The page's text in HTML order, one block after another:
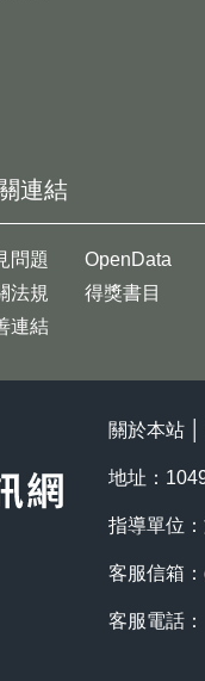
連結
問題
法規
連結
OpenData
得獎書目
關於本站
地址：
指導單位
客服信箱：
客服電話